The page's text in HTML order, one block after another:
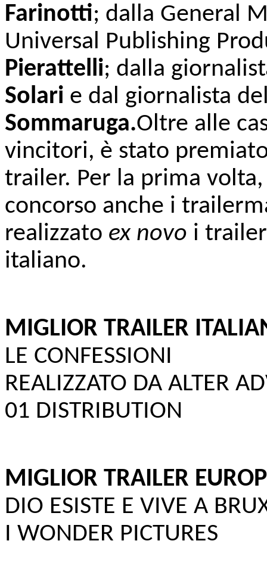
Farinotti; dalla General
Universal Publishing
Pierattelli; dalla
Solari e dal giornalista
Sommaruga.Oltre alle
vincitori, è stato
trailer. Per la prima
concorso anche i
realizzato ex novo i
italiano.
MIGLIOR TRAILER
LE CONFESSIONI
REALIZZATO DA ALTER
01 DISTRIBUTION
MIGLIOR TRAILER
DIO ESISTE E VIVE A
I WONDER PICTURES